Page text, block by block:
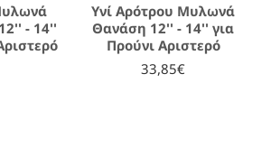
- 14''
Υνί Αρότρου Μυλωνά
Θανάση 12'' - 14'' για
Προύνι Αριστερό
33,85€